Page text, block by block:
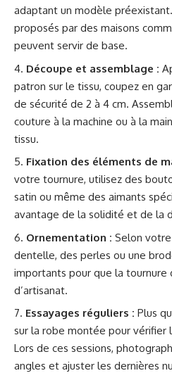
adaptant un modèle
proposés par des maisons
peuvent servir de base.
Découpe et assemblage :
patron sur le tissu, coupez en
de sécurité de 2 à 4 cm.
couture à la machine ou à la
tissu.
Fixation des éléments de
votre tournure, utilisez des
satin ou même des aimants
avantage de la solidité et de la
Ornementation : Selon
dentelle, des perles ou une
importants pour que la tournure
d’artisanat.
Essayages réguliers : Plus
sur la robe montée pour vérifier
Lors de ces sessions,
angles et ajuster les dernières